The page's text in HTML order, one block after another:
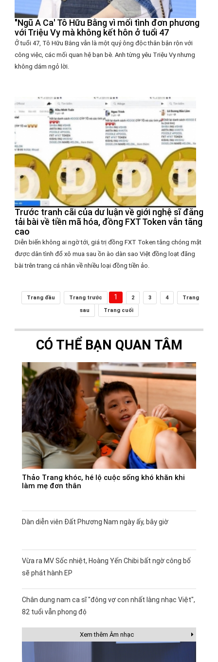
"Ngũ A Ca' Tô Hữu Bằng vì mối tình đơn phương
với Triệu Vy mà không kết hôn ở tuổi 47
Ở tuổi 47, Tô Hữu Bằng vẫn là một quý ông độc thân bận rộn với
công việc, các mối quan hệ bạn bè. Anh từng yêu Triệu Vy nhưng
không dám ngỏ lời.
Trước tranh cãi của dư luận về giới nghệ sĩ đăng
tải bài về tiền mã hóa, đồng FXT Token vẫn tăng
cao
Diễn biến không ai ngờ tới, giá trị đồng FXT Token tăng chóng mặt
được dân tình đổ xô mua sau ồn ào dàn sao Việt đồng loạt đăng
bài trên trang cá nhân về nhiều loại đồng tiền ảo.
Trang đầu Trang trước 1 2 3 4
Trang
sau
Trang cuối
CÓ THỂ BẠN QUAN TÂM
Thảo Trang khóc, hé lộ cuộc sống khó khăn khi
làm mẹ đơn thân
Dàn diễn viên Đất Phương Nam ngày ấy, bây giờ
Vừa ra MV Sốc nhiệt, Hoàng Yến Chibi bất ngờ công bố
sẽ phát hành EP
Chân dung nam ca sĩ "đông vợ con nhất làng nhạc Việt",
82 tuổi vẫn phong độ
Xem thêm Âm nhạc